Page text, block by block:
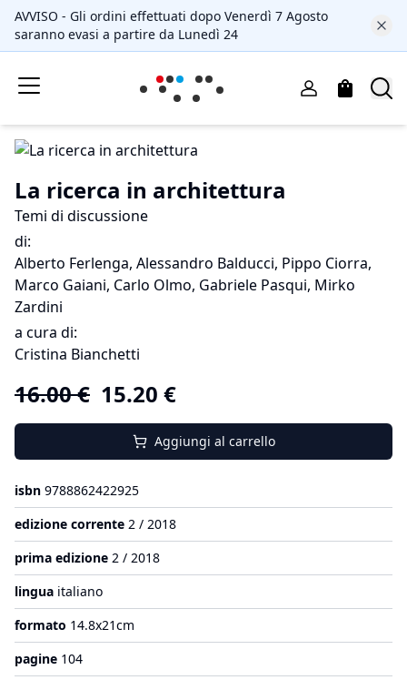
AVVISO - Gli ordini effettuati dopo Venerdì 7 Agosto
saranno evasi a partire da Lunedì 24
La ricerca in architettura
Temi di discussione
di:
Alberto Ferlenga, Alessandro Balducci, Pippo Ciorra,
Marco Gaiani, Carlo Olmo, Gabriele Pasqui, Mirko
Zardini
a cura di:
Cristina Bianchetti
16.00€ 15.20 €
Aggiungi al carrello
isbn 9788862422925
edizione corrente 2 / 2018
prima edizione 2 / 2018
lingua italiano
formato 14.8x21cm
pagine 104